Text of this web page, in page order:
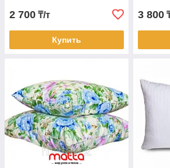
2 700 ₸/т
Купить
3 800